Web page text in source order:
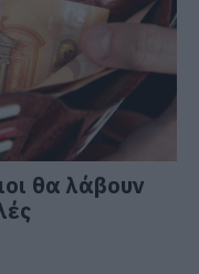
θα λάβουν